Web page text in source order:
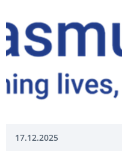
17.12.2025